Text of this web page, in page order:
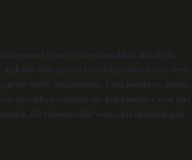
ceza veya ceza maddesi olarak da
bir sözleşmesel ceza talep etme fırsatı verir.
bir talebi olmamalıdır. Ceza koşulu ne zaman
alacaklıya seçimlik bir hak tanınır. Cezai şart
fiil ehliyetsizliği veya şekil eksikliği gibi